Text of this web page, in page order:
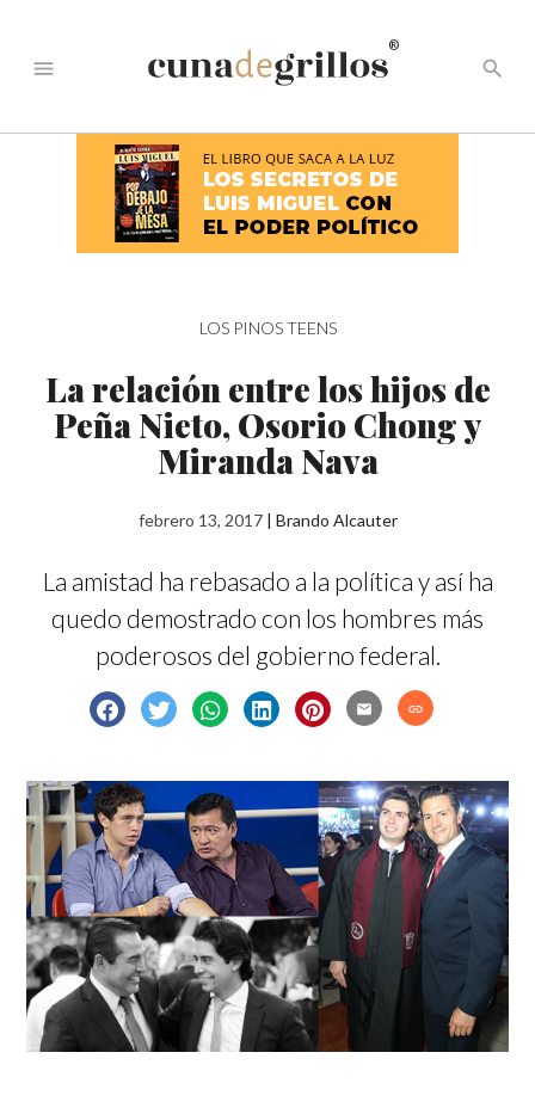
menu
®
search
LOS PINOS TEENS
La relación entre los hijos de
Peña Nieto, Osorio Chong y
Miranda Nava
febrero 13, 2017 | Brando Alcauter
La amistad ha rebasado a la política y así ha
quedo demostrado con los hombres más
poderosos del gobierno federal.
email link